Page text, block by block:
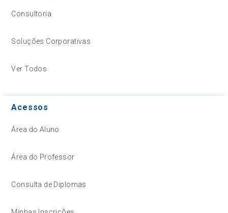
Consultoria
Soluções Corporativas
Ver Todos
Acessos
Área do Aluno
Área do Professor
Consulta de Diplomas